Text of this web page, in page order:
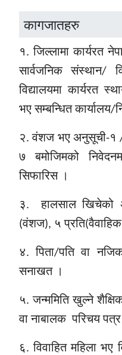
कागजातहरु
१. जिल्लामा कार्यरत
सार्वजनिक संस्थान/
विद्यालयमा कार्यरत
भए सम्बन्धित कार्यालय/
२. वंशज भए अनुसूची-१
७ बमोजिमको
सिफारिस ।
३.
हालसाल खिचेको
(वंशज), ५
४. पिता/पति वा
सनाखत ।
५. जन्ममिति खुल्ने
वा नाबालक परिचय
६. विवाहित महिला भए